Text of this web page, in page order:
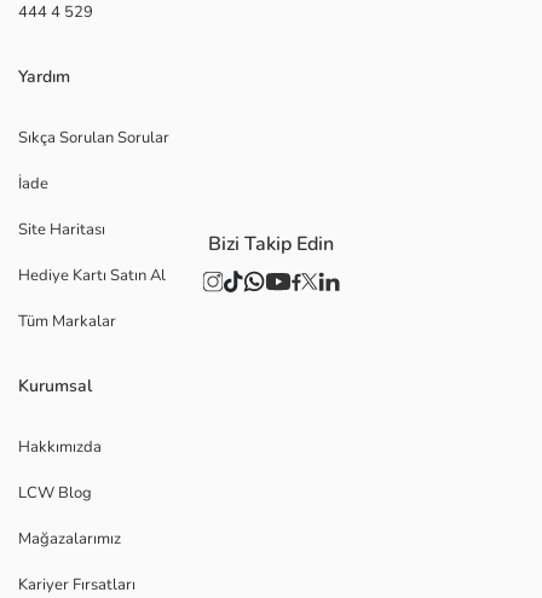
444 4 529
Yardım
Sıkça Sorulan Sorular
İade
Site Haritası
Hediye Kartı Satın Al
Tüm Markalar
Kurumsal
Hakkımızda
LCW Blog
Mağazalarımız
Kariyer Fırsatları
Bizi Takip Edin